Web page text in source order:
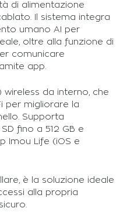
di alimentazione
Il sistema integra
umano AI per
oltre alla funzione di
comunicare
app.
wireless da interno, che
per migliorare la
Supporta
fino a 512 GB e
Imou Life (iOS e
è la soluzione ideale
alla propria